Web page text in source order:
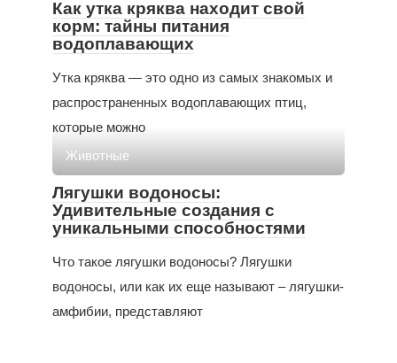
Как утка кряква находит свой
корм: тайны питания
водоплавающих
Утка кряква — это одно из самых знакомых и
распространенных водоплавающих птиц,
которые можно
Животные
Лягушки водоносы:
Удивительные создания с
уникальными способностями
Что такое лягушки водоносы? Лягушки
водоносы, или как их еще называют – лягушки-
амфибии, представляют